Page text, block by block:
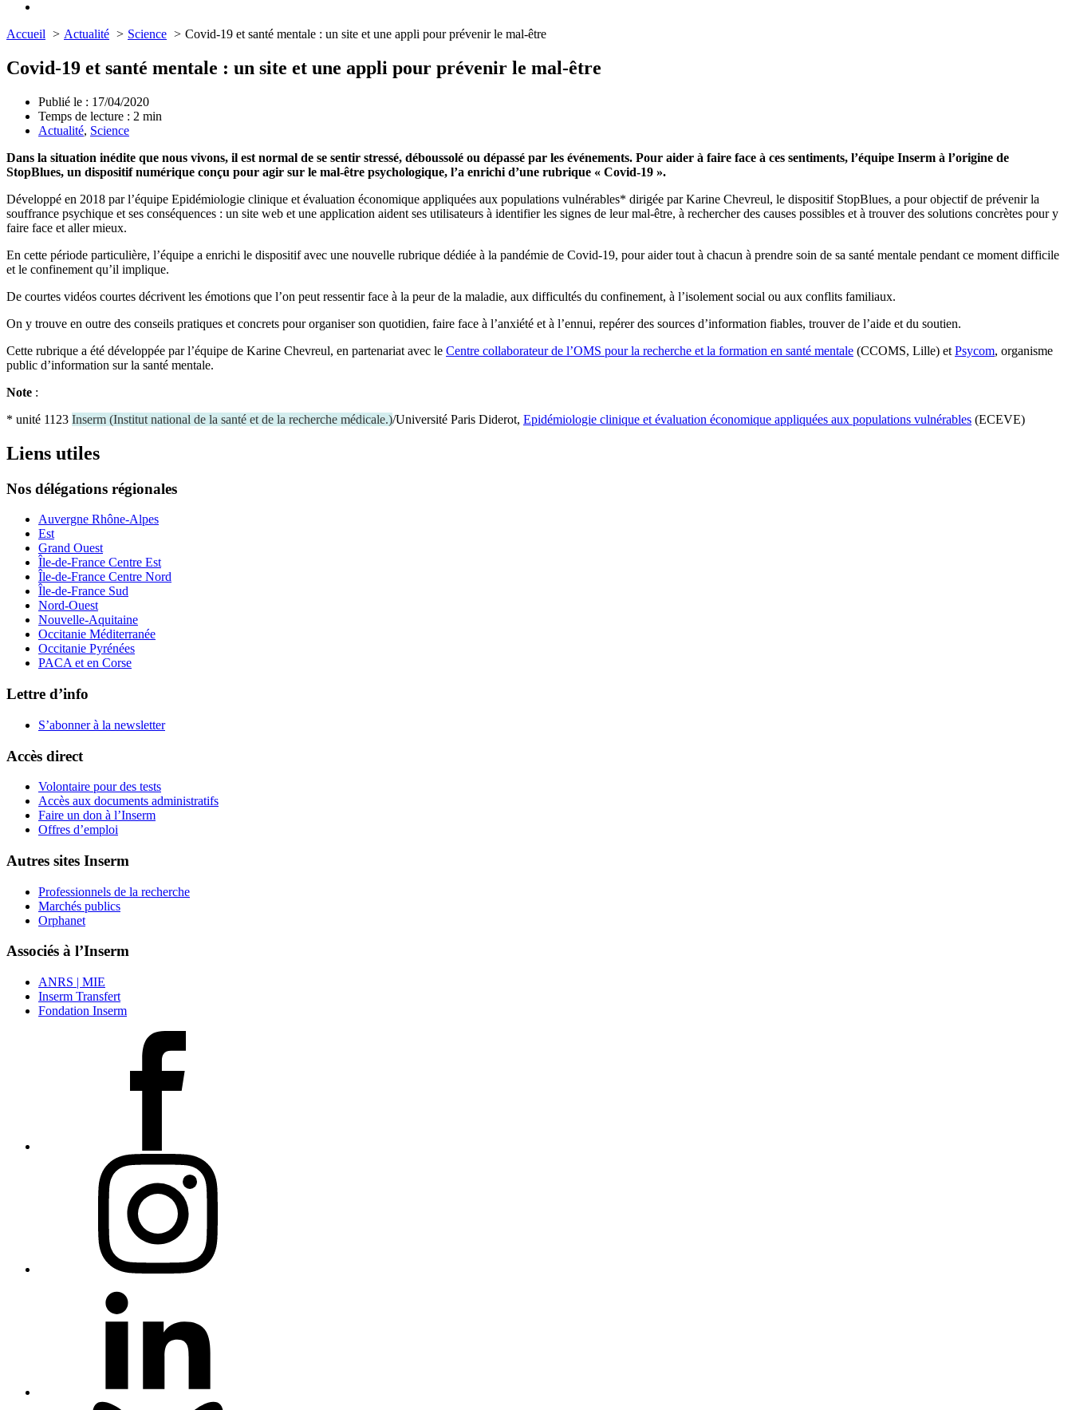
Accueil Actualité Science Covid-19 et santé mentale : un site et une appli pour prévenir le mal-être
Covid-19 et santé mentale : un site et une appli pour prévenir le mal-être
Publié le : 17/04/2020
Temps de lecture : 2 min
Actualité, Science
Dans la situation inédite que nous vivons, il est normal de se sentir stressé, déboussolé ou dépassé par les événements. Pour aider à faire face à ces sentiments, l’équipe Inserm à l’origine de
StopBlues, un dispositif numérique conçu pour agir sur le mal-être psychologique, l’a enrichi d’une rubrique « Covid-19 ».
Développé en 2018 par l’équipe Epidémiologie clinique et évaluation économique appliquées aux populations vulnérables* dirigée par Karine Chevreul, le dispositif StopBlues, a pour objectif de prévenir la
souffrance psychique et ses conséquences : un site web et une application aident ses utilisateurs à identifier les signes de leur mal-être, à rechercher des causes possibles et à trouver des solutions concrètes pour y
faire face et aller mieux.
En cette période particulière, l’équipe a enrichi le dispositif avec une nouvelle rubrique dédiée à la pandémie de Covid-19, pour aider tout à chacun à prendre soin de sa santé mentale pendant ce moment difficile
et le confinement qu’il implique.
De courtes vidéos courtes décrivent les émotions que l’on peut ressentir face à la peur de la maladie, aux difficultés du confinement, à l’isolement social ou aux conflits familiaux.
On y trouve en outre des conseils pratiques et concrets pour organiser son quotidien, faire face à l’anxiété et à l’ennui, repérer des sources d’information fiables, trouver de l’aide et du soutien.
Cette rubrique a été développée par l’équipe de Karine Chevreul, en partenariat avec le Centre collaborateur de l’OMS pour la recherche et la formation en santé mentale (CCOMS, Lille) et Psycom, organisme
public d’information sur la santé mentale.
Note :
* unité 1123 Inserm (Institut national de la santé et de la recherche médicale.)/Université Paris Diderot, Epidémiologie clinique et évaluation économique appliquées aux populations vulnérables (ECEVE)
Liens utiles
Nos délégations régionales
Auvergne Rhône-Alpes
Est
Grand Ouest
Île-de-France Centre Est
Île-de-France Centre Nord
Île-de-France Sud
Nord-Ouest
Nouvelle-Aquitaine
Occitanie Méditerranée
Occitanie Pyrénées
PACA et en Corse
Lettre d’info
S’abonner à la newsletter
Accès direct
Volontaire pour des tests
Accès aux documents administratifs
Faire un don à l’Inserm
Offres d’emploi
Autres sites Inserm
Professionnels de la recherche
Marchés publics
Orphanet
Associés à l’Inserm
ANRS | MIE
Inserm Transfert
Fondation Inserm